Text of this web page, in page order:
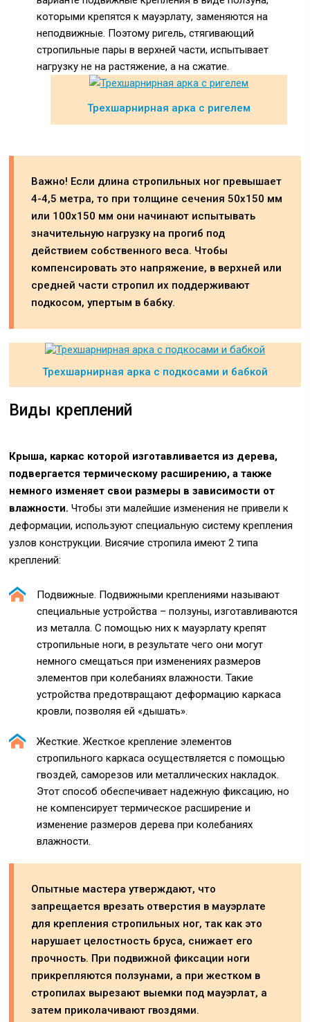
которыми крепятся к мауэрлату, заменяются на
неподвижные. Поэтому ригель, стягивающий
стропильные пары в верхней части, испытывает
нагрузку не на растяжение, а на сжатие.
Трехшарнирная арка с ригелем
Важно! Если длина стропильных ног превышает
4-4,5 метра, то при толщине сечения 50х150 мм
или 100х150 мм они начинают испытывать
значительную нагрузку на прогиб под
действием собственного веса. Чтобы
компенсировать это напряжение, в верхней или
средней части стропил их поддерживают
подкосом, упертым в бабку.
Трехшарнирная арка с подкосами и бабкой
Виды креплений
Крыша, каркас которой изготавливается из дерева,
подвергается термическому расширению, а также
немного изменяет свои размеры в зависимости от
влажности. Чтобы эти малейшие изменения не привели к
деформации, используют специальную систему крепления
узлов конструкции. Висячие стропила имеют 2 типа
креплений:
Подвижные. Подвижными креплениями называют
специальные устройства – ползуны, изготавливаются
из металла. С помощью них к мауэрлату крепят
стропильные ноги, в результате чего они могут
немного смещаться при изменениях размеров
элементов при колебаниях влажности. Такие
устройства предотвращают деформацию каркаса
кровли, позволяя ей «дышать».
Жесткие. Жесткое крепление элементов
стропильного каркаса осуществляется с помощью
гвоздей, саморезов или металлических накладок.
Этот способ обеспечивает надежную фиксацию, но
не компенсирует термическое расширение и
изменение размеров дерева при колебаниях
влажности.
Опытные мастера утверждают, что
запрещается врезать отверстия в мауэрлате
для крепления стропильных ног, так как это
нарушает целостность бруса, снижает его
прочность. При подвижной фиксации ноги
прикрепляются ползунами, а при жестком в
стропилах вырезают выемки под мауэрлат, а
затем приколачивают гвоздями.